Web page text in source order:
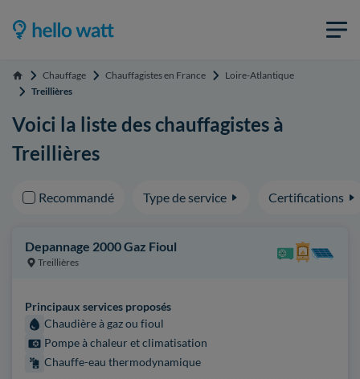
Accueil Chauffage Chauffagistes en France
Loire-Atlantique
Treillières
Voici la liste des chauffagistes à
Treillières
Recommandé Type de service Certifications
Depannage 2000 Gaz Fioul
Treillières
Principaux services proposés
Chaudière à gaz ou fioul
Pompe à chaleur et climatisation
Chauffe-eau thermodynamique